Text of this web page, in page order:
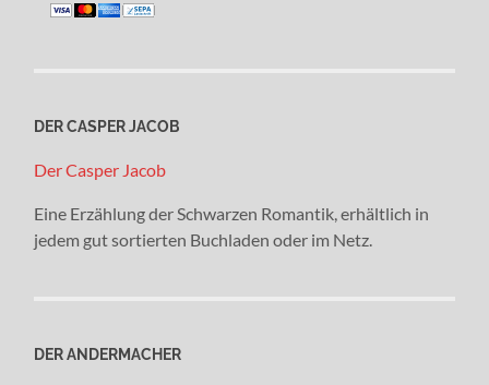
DER CASPER JACOB
Der Casper Jacob
Eine Erzählung der Schwarzen Romantik, erhältlich in
jedem gut sortierten Buchladen oder im Netz.
DER ANDERMACHER